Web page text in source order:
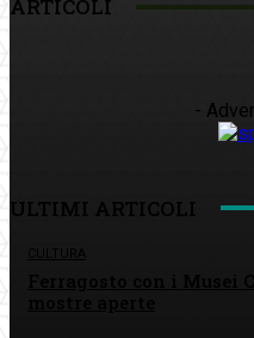
ARTICOLI
-
ULTIMI ARTICOLI